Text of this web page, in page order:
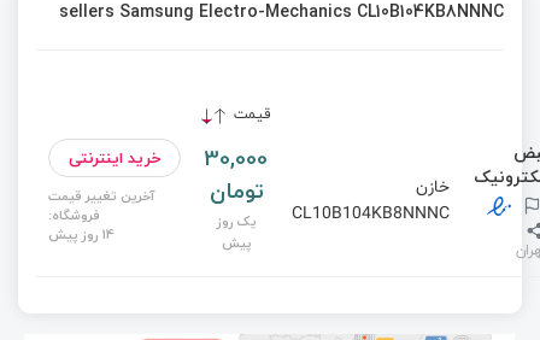
sellers Samsung Electro-Mechanics CL10B104KB8NNNC
قیمت
خازن
CL10B104KB8NNNC
30,000
تومان
یک روز
پیش
خرید اینترنتی
آخرین تغییر قیمت
فروشگاه:
14 روز پیش